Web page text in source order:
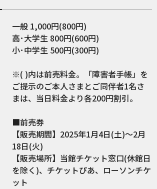
一般 1,000円(800円)
高･大学生 800円(600円)
小･中学生 500円(300円)
※( )内は前売料金。「障害者手帳」を
ご提示のご本人さまとご同伴者1名さ
まは、当日料金より各200円割引。
■前売券
【販売期間】2025年1月4日(土)～2月
18日(火)
【販売場所】当館チケット窓口(休館日
を除く)、チケットぴあ、ローソンチケ
ット